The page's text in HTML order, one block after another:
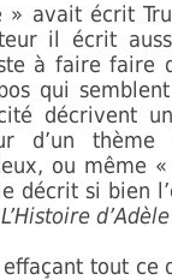
» avait écrit
il écrit
à faire faire
qui
décrivent
d’un thème
ou même «
décrit si bien
L’Histoire
tout ce